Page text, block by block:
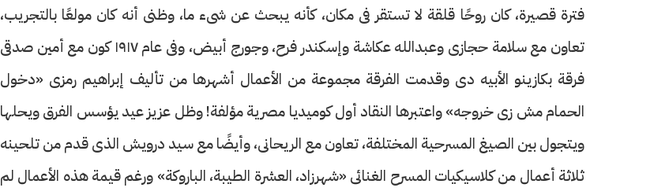
فترة قصيرة، كان روحًا قلقة لا تستقر فى مكان، كأنه يبحث عن شىء ما، وظنى أنه كان مولعًا بالتجريب،
تعاون مع سلامة حجازى وعبدالله عكاشة وإسكندر فرح، وجورج أبيض، وفى عام ١٩١٧ كون مع أمين صدقى
فرقة بكازينو الأبيه دى وقدمت الفرقة مجموعة من الأعمال أشهرها من تأليف إبراهيم رمزى «دخول
الحمام مش زى خروجه» واعتبرها النقاد أول كوميديا مصرية مؤلفة! وظل عزيز عيد يؤسس الفرق ويحلها
ويتجول بين الصيغ المسرحية المختلفة، تعاون مع الريحانى، وأيضًا مع سيد درويش الذى قدم من تلحينه
ثلاثة أعمال من كلاسيكيات المسرح الغنائى «شهرزاد، العشرة الطيبة، الباروكة» ورغم قيمة هذه الأعمال لم